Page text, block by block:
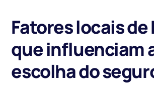
Fatores locais de
que influenciam
escolha do